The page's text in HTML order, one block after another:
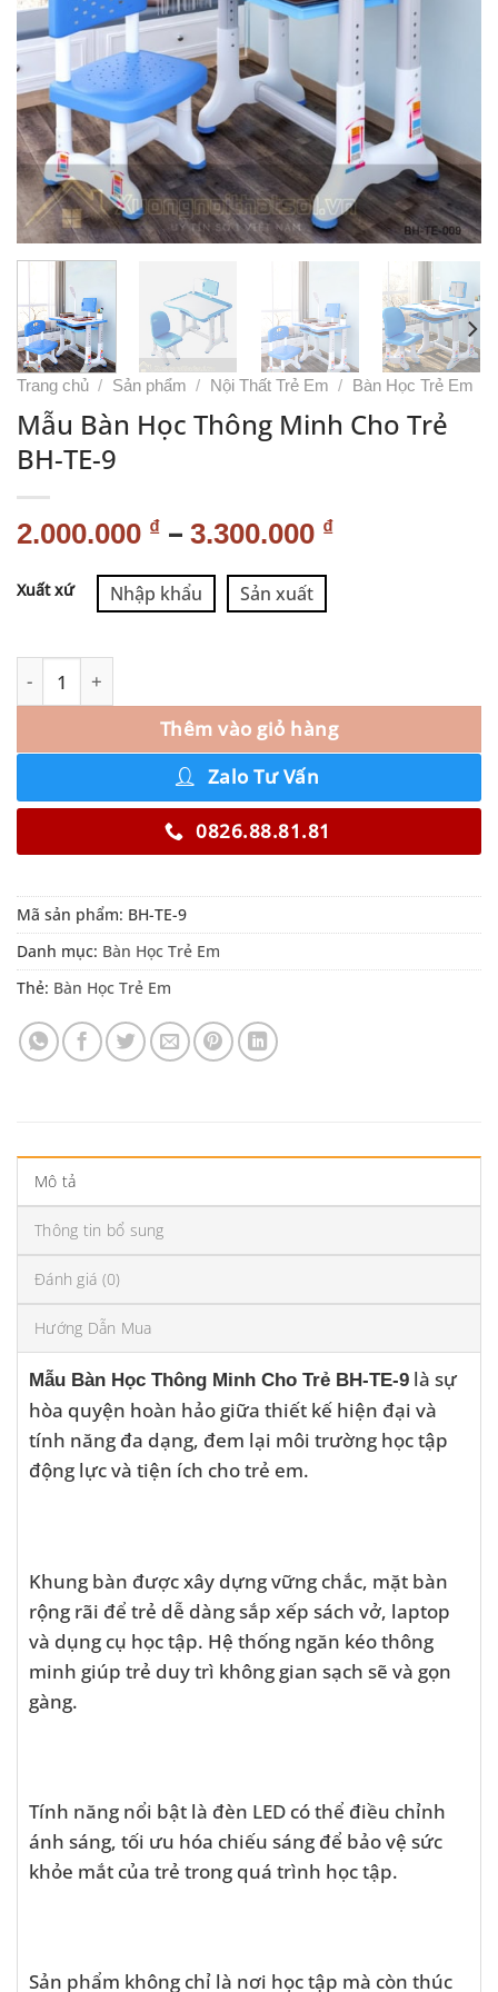
Trang chủ / Sản phẩm / Nội Thất Trẻ Em / Bàn Học Trẻ Em
Mẫu Bàn Học Thông Minh Cho Trẻ
BH-TE-9
2.000.000 ₫ – 3.300.000 ₫
Xuất xứ Nhập khẩu Sản xuất
Thêm vào giỏ hàng
Alternative:
Zalo Tư Vấn
0826.88.81.81
Mã sản phẩm: BH-TE-9
Danh mục: Bàn Học Trẻ Em
Thẻ: Bàn Học Trẻ Em
Mô tả
Thông tin bổ sung
Đánh giá (0)
Hướng Dẫn Mua
Mẫu Bàn Học Thông Minh Cho Trẻ BH-TE-9 là sự
hòa quyện hoàn hảo giữa thiết kế hiện đại và
tính năng đa dạng, đem lại môi trường học tập
động lực và tiện ích cho trẻ em.
Khung bàn được xây dựng vững chắc, mặt bàn
rộng rãi để trẻ dễ dàng sắp xếp sách vở, laptop
và dụng cụ học tập. Hệ thống ngăn kéo thông
minh giúp trẻ duy trì không gian sạch sẽ và gọn
gàng.
Tính năng nổi bật là đèn LED có thể điều chỉnh
ánh sáng, tối ưu hóa chiếu sáng để bảo vệ sức
khỏe mắt của trẻ trong quá trình học tập.
Sản phẩm không chỉ là nơi học tập mà còn thúc